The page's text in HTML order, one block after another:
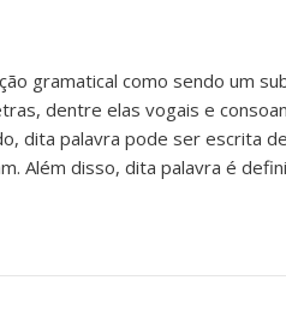
gramatical como sendo um
dentre elas vogais e
dita palavra pode ser escrita
Além disso, dita palavra é